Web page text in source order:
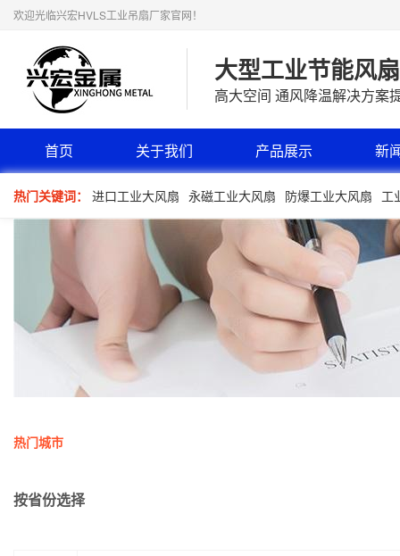
欢迎光临兴宏HVLS工业吊扇厂家官网！
大型工业节能风扇
高大空间 通风降温解决方案
首页 关于我们 产品展示 新
热门关键词： 进口工业大风扇 永磁工业大风扇 防爆工业大风扇 工
热门城市
按省份选择